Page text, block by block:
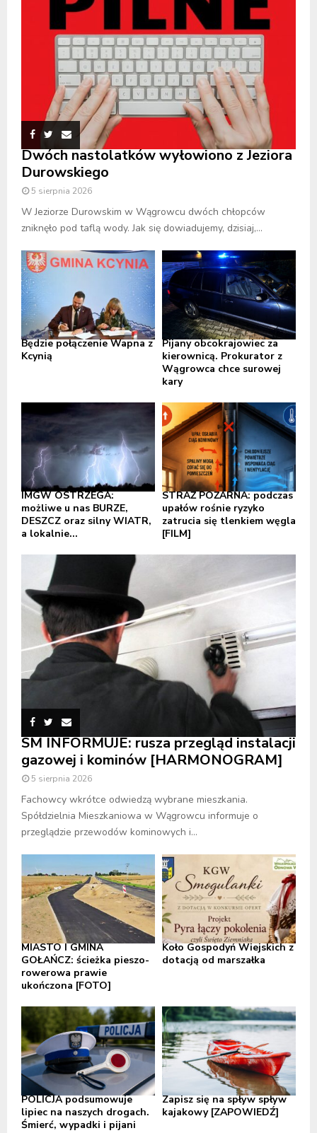
Dwóch nastolatków wyłowiono z Jeziora
Durowskiego
5 sierpnia 2026
W Jeziorze Durowskim w Wągrowcu dwóch chłopców
zniknęło pod taflą wody. Jak się dowiadujemy, dzisiaj,...
Będzie połączenie Wapna z
Kcynią
Pijany obcokrajowiec za
kierownicą. Prokurator z
Wągrowca chce surowej
kary
IMGW OSTRZEGA:
możliwe u nas BURZE,
DESZCZ oraz silny WIATR,
a lokalnie...
STRAŻ POŻARNA: podczas
upałów rośnie ryzyko
zatrucia się tlenkiem węgla
[FILM]
SM INFORMUJE: rusza przegląd instalacji
gazowej i kominów [HARMONOGRAM]
5 sierpnia 2026
Fachowcy wkrótce odwiedzą wybrane mieszkania.
Spółdzielnia Mieszkaniowa w Wągrowcu informuje o
przeglądzie przewodów kominowych i...
MIASTO I GMINA
GOŁAŃCZ: ścieżka pieszo-
rowerowa prawie
ukończona [FOTO]
Koło Gospodyń Wiejskich z
dotacją od marszałka
POLICJA podsumowuje
lipiec na naszych drogach.
Śmierć, wypadki i pijani
Zapisz się na spływ spływ
kajakowy [ZAPOWIEDŹ]